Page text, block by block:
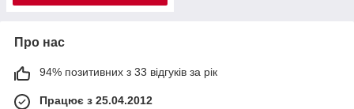
Про нас
94% позитивних з 33 відгуків за рік
Працює з 25.04.2012